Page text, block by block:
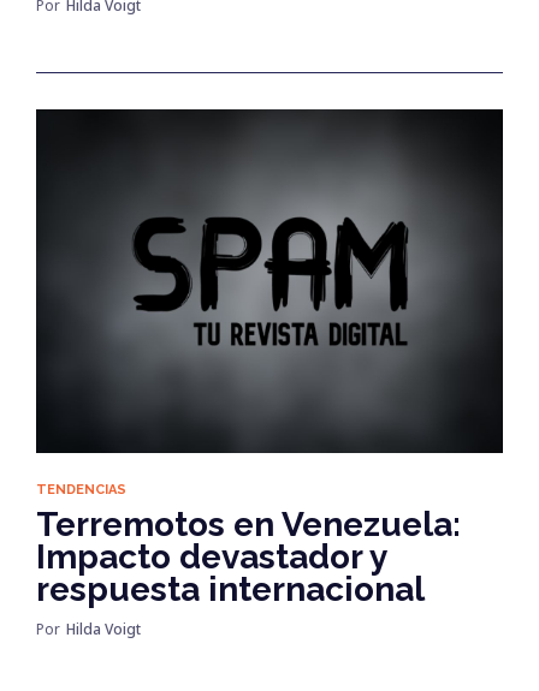
Por Hilda Voigt
TENDENCIAS
Terremotos en Venezuela:
Impacto devastador y
respuesta internacional
Por Hilda Voigt